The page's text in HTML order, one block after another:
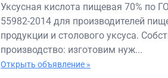
Уксусная кислота пищевая 70% по
55982-2014 для производителей
продукции и столового уксуса.
производство: изготовим нуж...
Открыть объявление »